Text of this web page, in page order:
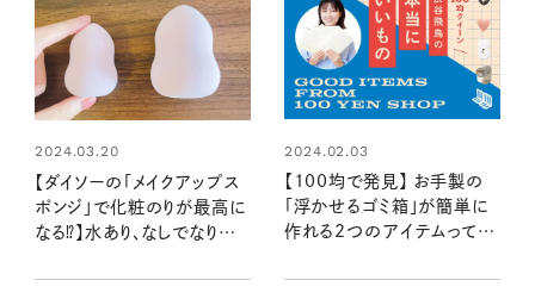
2024.03.20
【ダイソーの「メイクアップス
ポンジ」で化粧のりが最高に
なる⁉】水あり、なしでなりた
ン渋谷飛鳥の『本当にいいも
2024.02.03
【100均で発見】 お手製の
「浮かせるゴミ箱」が簡単に
作れる2つのアイテムって？：
『本当にいいもの』第4回③